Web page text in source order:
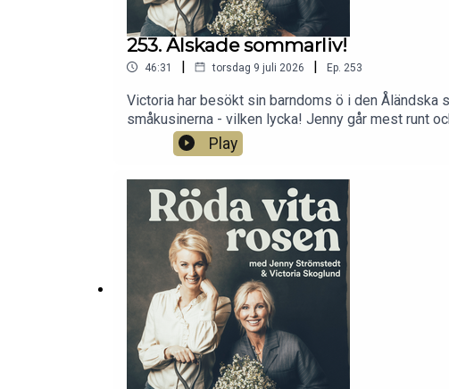
253. Älskade sommarliv!
46:31 | torsdag 9 juli 2026 | Ep. 253
Victoria har besökt sin barndoms ö i den
småkusinerna - vilken lycka! Jenny går mest runt
vän Tove Nilsson som nyligen släppt boken
matinspiration. Dessutom blir det Danderydsdipp,
Play